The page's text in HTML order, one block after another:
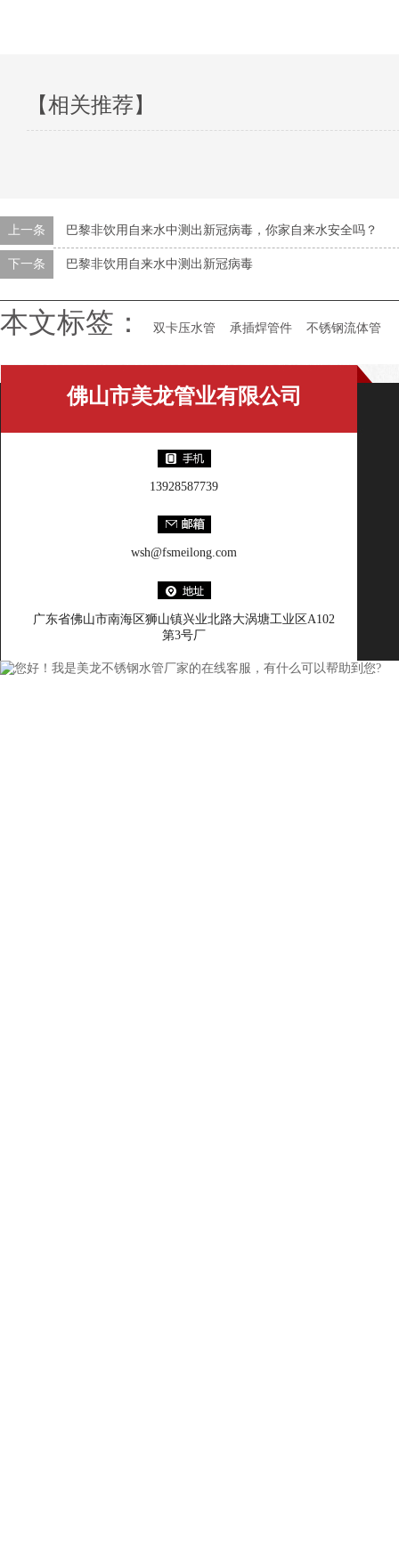
【相关推荐】
上一条 巴黎非饮用自来水中测出新冠病毒，你家自来水安全吗？
下一条 巴黎非饮用自来水中测出新冠病毒
本文标签： 双卡压水管 承插焊管件 不锈钢流体管
佛山市美龙管业有限公司
13928587739
wsh@fsmeilong.com
广东省佛山市南海区狮山镇兴业北路大涡塘工业区A102
第3号厂